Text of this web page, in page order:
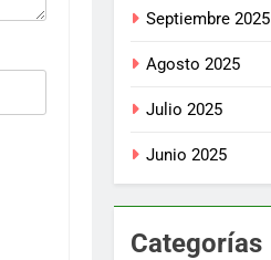
Septiembre 2025
Agosto 2025
Julio 2025
Junio 2025
Categorías